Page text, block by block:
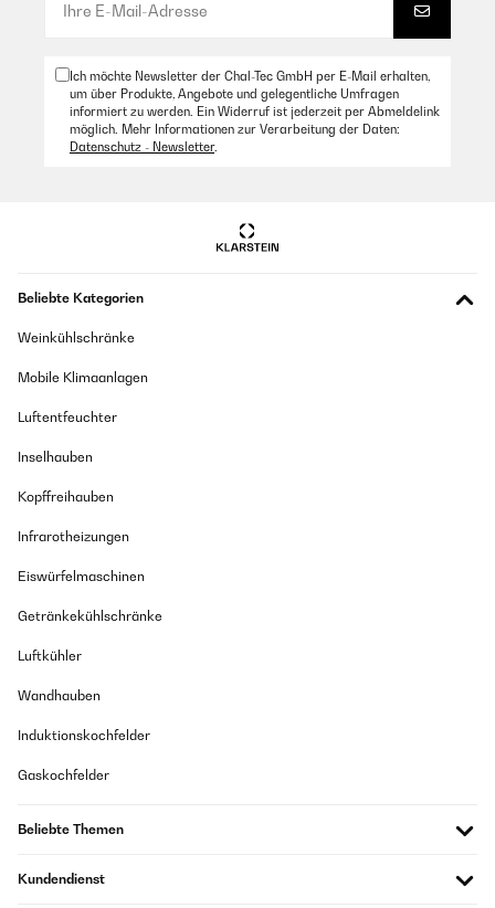
Spülmaschine. Die Farbe ist toll und bleibt auch nach vielen Spülgängen
Ergobag-Schulranzen und hat bereits mehrere Stürze überstanden,
aber aus unserer Sicht gerechtfertigt – vor allem, wenn sie im Angebot
ist. Insgesamt ein rundum durchdachtes Produkt, das wir gerne
weiterempfehlen!
Amazon Benutzer – Bewertung durch Chal-Tec GmbH nicht
Ich möchte Newsletter der Chal-Tec GmbH per E-Mail erhalten,
um über Produkte, Angebote und gelegentliche Umfragen
informiert zu werden. Ein Widerruf ist jederzeit per Abmeldelink
möglich. Mehr Informationen zur Verarbeitung der Daten:
Datenschutz - Newsletter.
Beliebte Kategorien
Weinkühlschränke
Mobile Klimaanlagen
Luftentfeuchter
Inselhauben
Kopffreihauben
Infrarotheizungen
Eiswürfelmaschinen
Getränkekühlschränke
Luftkühler
Wandhauben
Induktionskochfelder
Gaskochfelder
Beliebte Themen
Kundendienst